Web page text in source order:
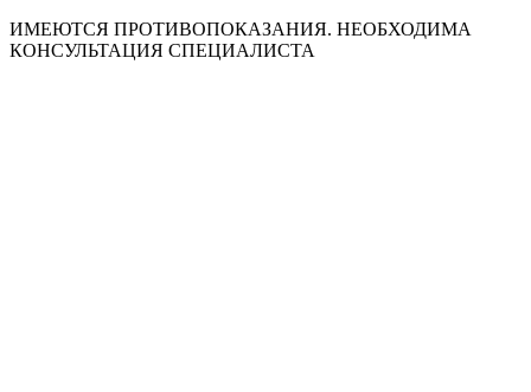
ИМЕЮТСЯ ПРОТИВОПОКАЗАНИЯ. НЕОБХОДИМА
КОНСУЛЬТАЦИЯ СПЕЦИАЛИСТА